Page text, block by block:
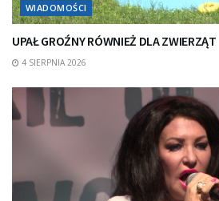
WIADOMOŚCI
UPAŁ GROŹNY RÓWNIEŻ DLA ZWIERZĄT
4 SIERPNIA 2026